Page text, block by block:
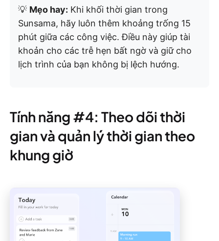
💡 Mẹo hay: Khi khối thời gian trong
Sunsama, hãy luôn thêm khoảng trống 15
phút giữa các công việc. Điều này giúp tài
khoản cho các trễ hẹn bất ngờ và giữ cho
lịch trình của bạn không bị lệch hướng.
Tính năng #4: Theo dõi thời
gian và quản lý thời gian theo
khung giờ